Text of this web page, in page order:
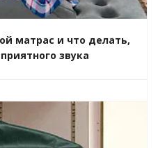
матрас и что делать,
звука